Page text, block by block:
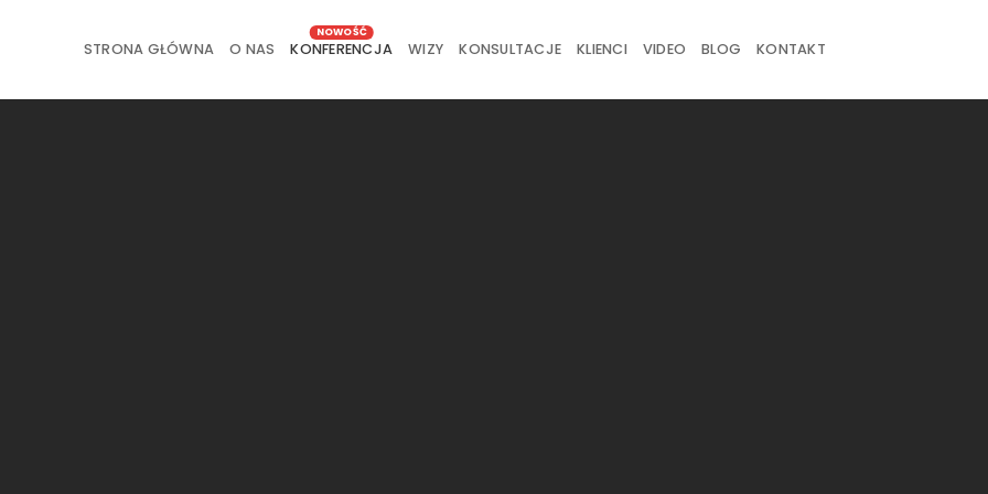
STRONA GŁÓWNA O NAS KONFERENCJA WIZY KONSULTACJE KLIENCI VIDEO BLOG KONTAKT